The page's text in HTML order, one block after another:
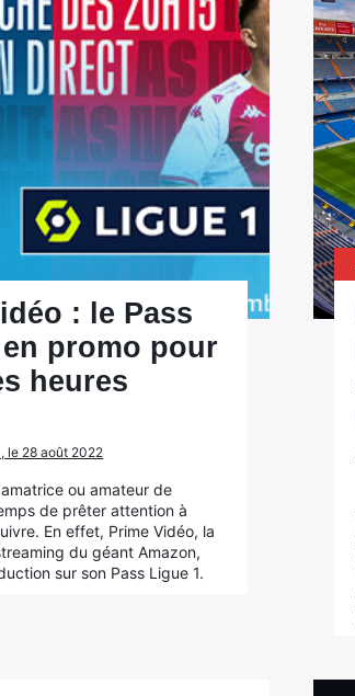
: le Pass
promo pour
heures
le 28 août 2022
ou amateur de
de prêter attention à
En effet, Prime Vidéo, la
du géant Amazon,
sur son Pass Ligue 1.